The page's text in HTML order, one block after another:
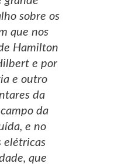
sobre os
que nos
Hamilton
e por
e outro
da
da
e no
elétricas
que